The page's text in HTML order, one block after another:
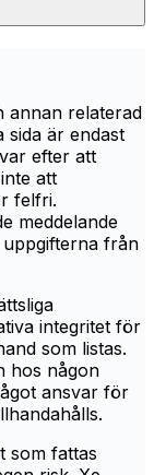
annan relaterad
sida är endast
efter att
att
felfri.
meddelande
uppgifterna från
integritet för
som listas.
hos någon
ansvar för
som fattas